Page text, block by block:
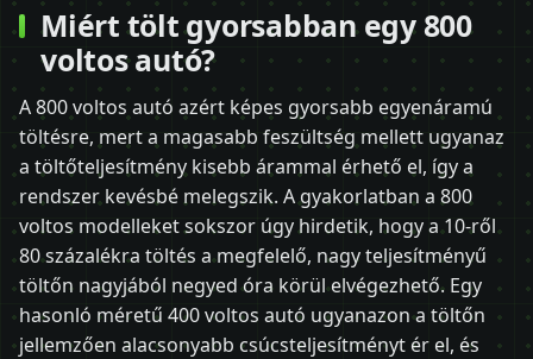
Miért tölt gyorsabban egy 800
voltos autó?
A 800 voltos autó azért képes gyorsabb egyenáramú
töltésre, mert a magasabb feszültség mellett ugyanaz
a töltőteljesítmény kisebb árammal érhető el, így a
rendszer kevésbé melegszik. A gyakorlatban a 800
voltos modelleket sokszor úgy hirdetik, hogy a 10-ről
80 százalékra töltés a megfelelő, nagy teljesítményű
töltőn nagyjából negyed óra körül elvégezhető. Egy
hasonló méretű 400 voltos autó ugyanazon a töltőn
jellemzően alacsonyabb csúcsteljesítményt ér el, és